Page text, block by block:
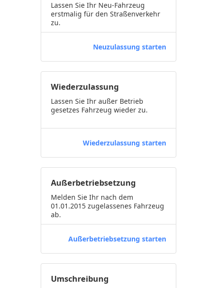
Lassen Sie Ihr Neu-Fahrzeug
erstmalig für den Straßenverkehr
zu.
Neuzulassung starten
Wiederzulassung
Lassen Sie Ihr außer Betrieb
gesetzes Fahrzeug wieder zu.
Wiederzulassung starten
Außerbetriebsetzung
Melden Sie Ihr nach dem
01.01.2015 zugelassenes Fahrzeug
ab.
Außerbetriebsetzung starten
Umschreibung